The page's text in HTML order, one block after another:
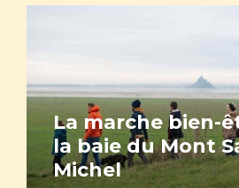
La marche bien-
la baie du Mont
Michel